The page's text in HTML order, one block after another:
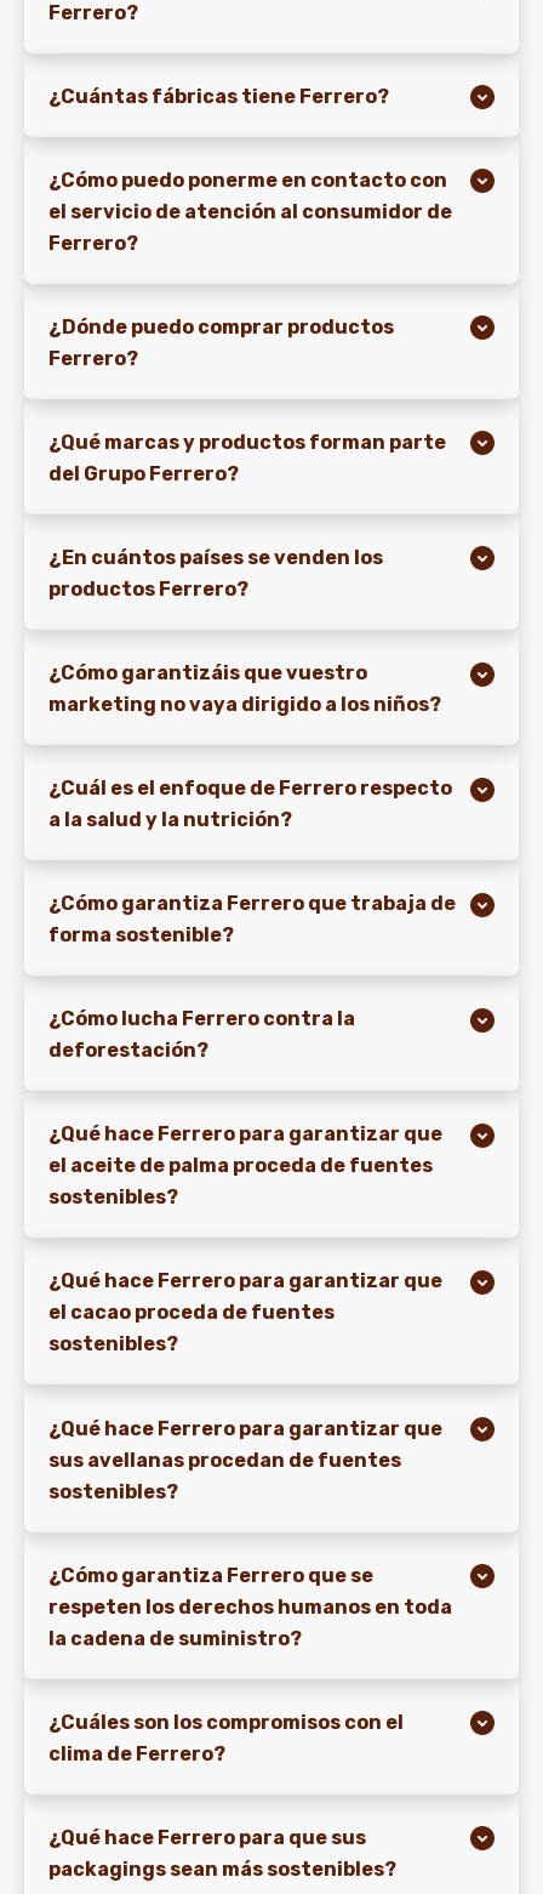
Ferrero?
¿Cuántas fábricas tiene Ferrero?
¿Cómo puedo ponerme en contacto con
el servicio de atención al consumidor de
Ferrero?
¿Dónde puedo comprar productos
Ferrero?
¿Qué marcas y productos forman parte
del Grupo Ferrero?
¿En cuántos países se venden los
productos Ferrero?
¿Cómo garantizáis que vuestro
marketing no vaya dirigido a los niños?
¿Cuál es el enfoque de Ferrero respecto
a la salud y la nutrición?
¿Cómo garantiza Ferrero que trabaja de
forma sostenible?
¿Cómo lucha Ferrero contra la
deforestación?
¿Qué hace Ferrero para garantizar que
el aceite de palma proceda de fuentes
sostenibles?
¿Qué hace Ferrero para garantizar que
el cacao proceda de fuentes
sostenibles?
¿Qué hace Ferrero para garantizar que
sus avellanas procedan de fuentes
sostenibles?
¿Cómo garantiza Ferrero que se
respeten los derechos humanos en toda
la cadena de suministro?
¿Cuáles son los compromisos con el
clima de Ferrero?
¿Qué hace Ferrero para que sus
packagings sean más sostenibles?